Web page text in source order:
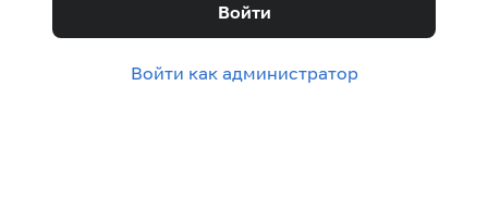
Войти
Войти как администратор